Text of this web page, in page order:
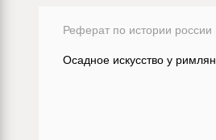
Реферат по истории россии
Осадное искусство у римлян